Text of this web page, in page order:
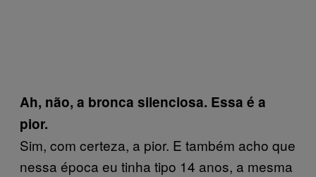
Ah, não, a bronca silenciosa. Essa é a
pior.
Sim, com certeza, a pior. E também acho que
nessa época eu tinha tipo 14 anos, a mesma